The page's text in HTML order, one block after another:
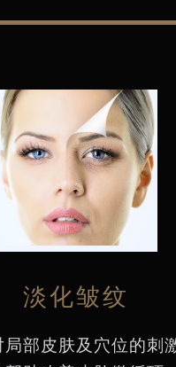
淡化皱纹
部皮肤及穴位的刺